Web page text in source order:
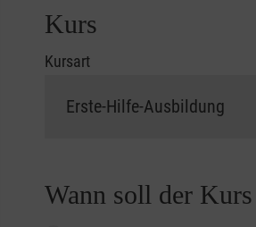
Kurs
Kursart
Wann soll der